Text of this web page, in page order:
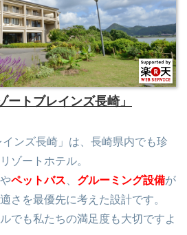
ートブレインズ長崎」
インズ長崎」は、長崎県内でも珍
ゾートホテル。
やペットバス グルーミング設備が
さを最優先に考えた設計です。
でも私たちの満足度も大切ですよ